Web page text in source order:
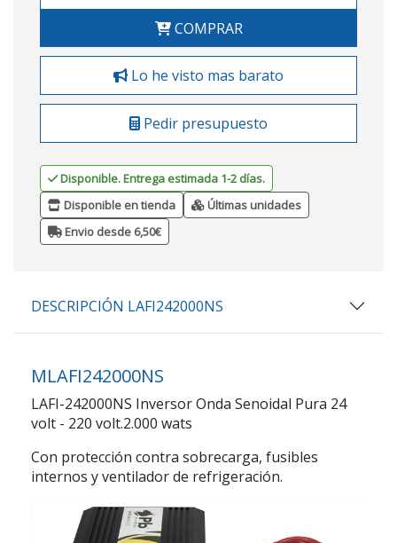
COMPRAR
Lo he visto mas barato
Pedir presupuesto
Disponible. Entrega estimada 1-2 días.
Disponible en tienda
Últimas unidades
Envio desde 6,50€
DESCRIPCIÓN LAFI242000NS
MLAFI242000NS
LAFI-242000NS Inversor Onda Senoidal Pura 24
volt - 220 volt.2.000 wats
Con protección contra sobrecarga, fusibles
internos y ventilador de refrigeración.